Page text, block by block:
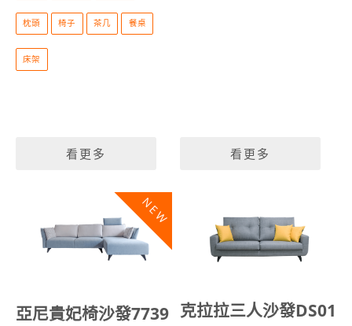
枕頭 椅子 茶几 餐桌
床架
看更多 看更多
NEW
亞尼貴妃椅沙發7739 克拉拉三人沙發DS01